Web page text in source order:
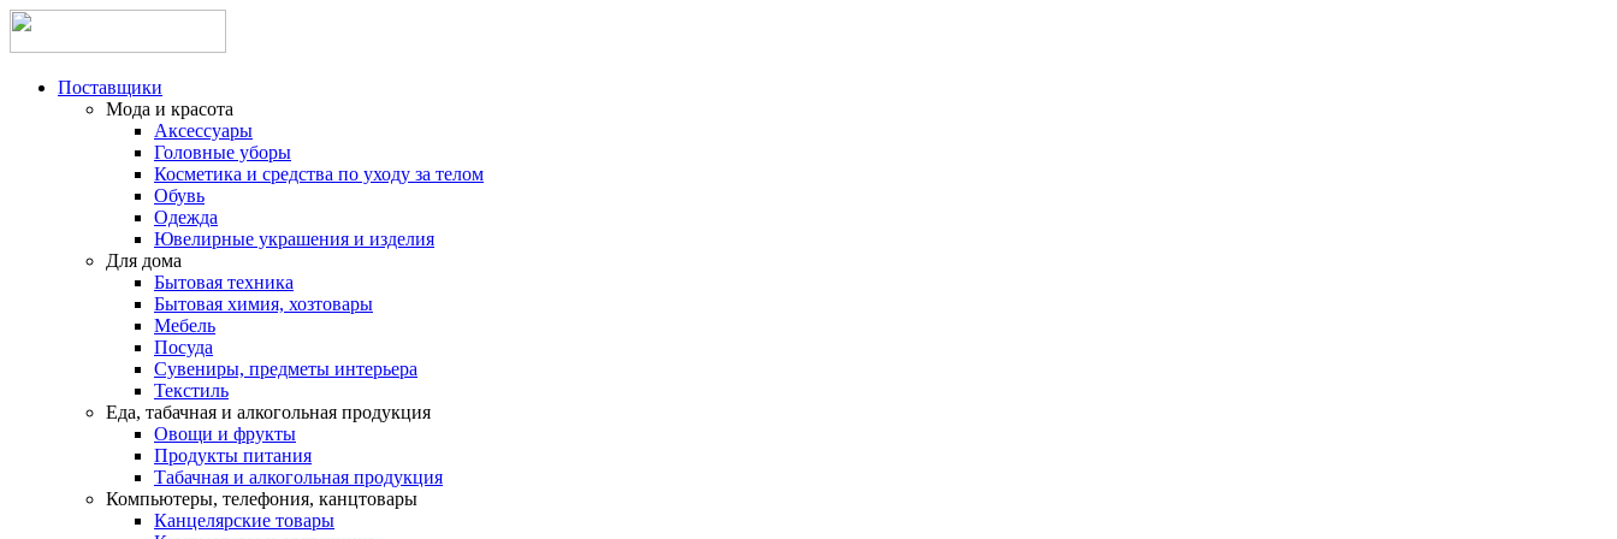
Поставщики
Мода и красота
Аксессуары
Головные уборы
Косметика и средства по уходу за телом
Обувь
Одежда
Ювелирные украшения и изделия
Для дома
Бытовая техника
Бытовая химия, хозтовары
Мебель
Посуда
Сувениры, предметы интерьера
Текстиль
Еда, табачная и алкогольная продукция
Овощи и фрукты
Продукты питания
Табачная и алкогольная продукция
Компьютеры, телефония, канцтовары
Канцелярские товары